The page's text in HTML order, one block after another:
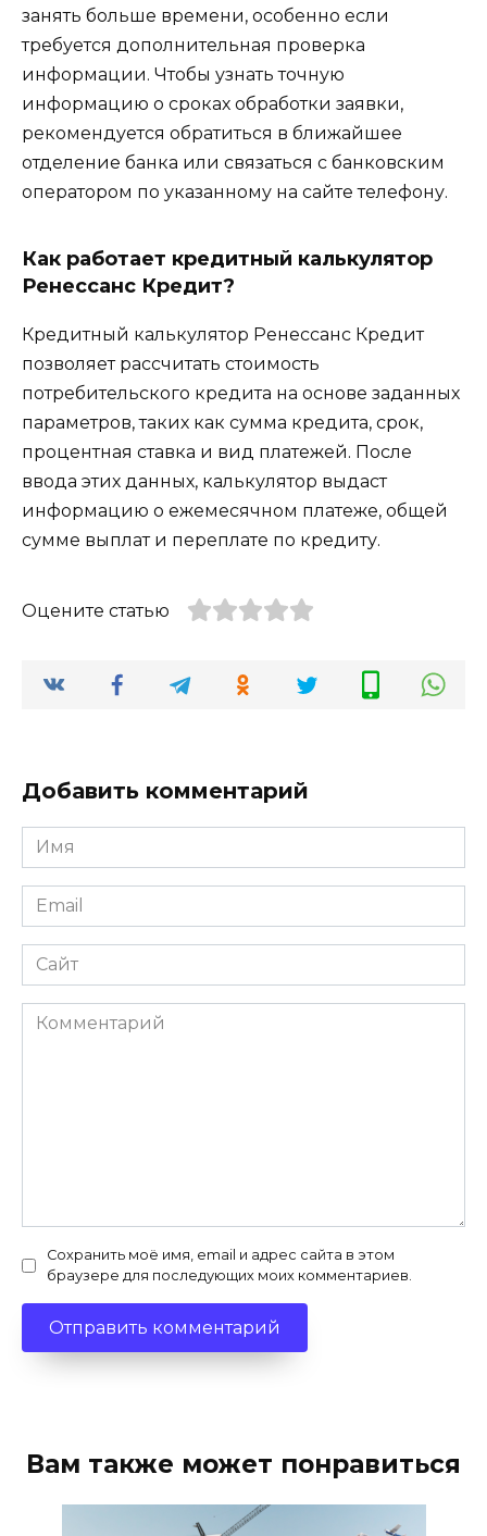
занять больше времени, особенно если
требуется дополнительная проверка
информации. Чтобы узнать точную
информацию о сроках обработки заявки,
рекомендуется обратиться в ближайшее
отделение банка или связаться с банковским
оператором по указанному на сайте телефону.
Как работает кредитный калькулятор
Ренессанс Кредит?
Кредитный калькулятор Ренессанс Кредит
позволяет рассчитать стоимость
потребительского кредита на основе заданных
параметров, таких как сумма кредита, срок,
процентная ставка и вид платежей. После
ввода этих данных, калькулятор выдаст
информацию о ежемесячном платеже, общей
сумме выплат и переплате по кредиту.
Оцените статью
Добавить комментарий
Имя
*
Email
*
Сайт
Комментарий
Сохранить моё имя, email и адрес сайта в этом
браузере для последующих моих комментариев.
Вам также может понравиться